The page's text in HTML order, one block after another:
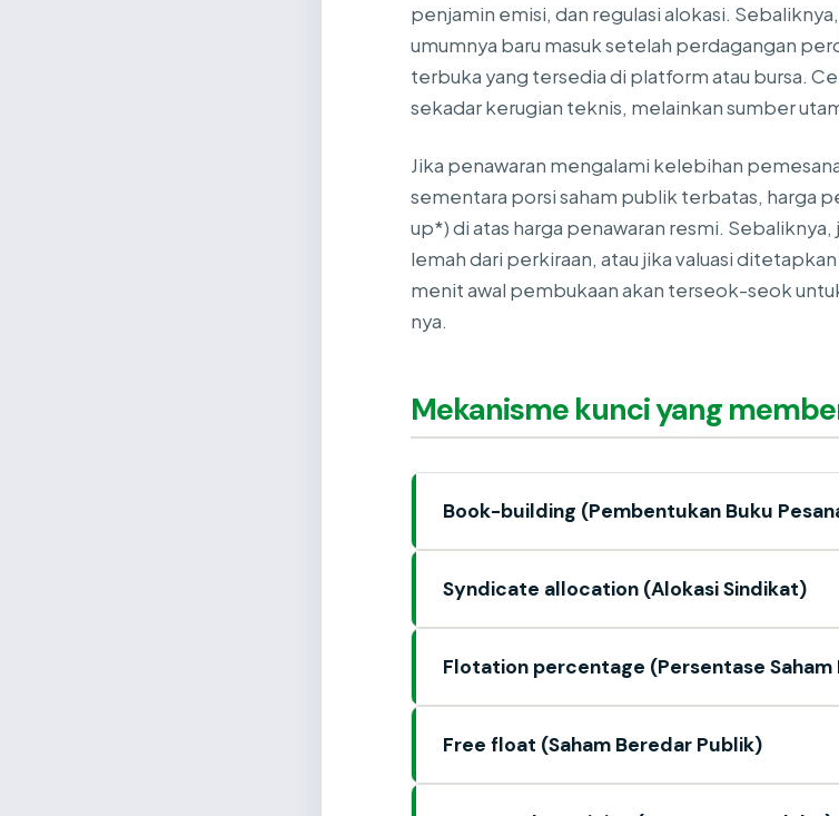
penjamin emisi, dan regulasi alokasi.
umumnya baru masuk setelah perdagangan
terbuka yang tersedia di platform atau bursa.
sekadar kerugian teknis, melainkan sumber
Jika penawaran mengalami kelebihan
sementara porsi saham publik terbatas, harga
up*) di atas harga penawaran resmi.
lemah dari perkiraan, atau jika valuasi
menit awal pembukaan akan terseok-seok
nya.
Mekanisme kunci yang
Book-building (Pembentukan Buku
Syndicate allocation (Alokasi Sindikat)
Flotation percentage (Persentase Saham
Free float (Saham Beredar Publik)